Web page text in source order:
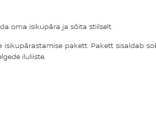
oma isikupära ja sõita stiilselt.
pakett. Pakett sisaldab
iluliiste.